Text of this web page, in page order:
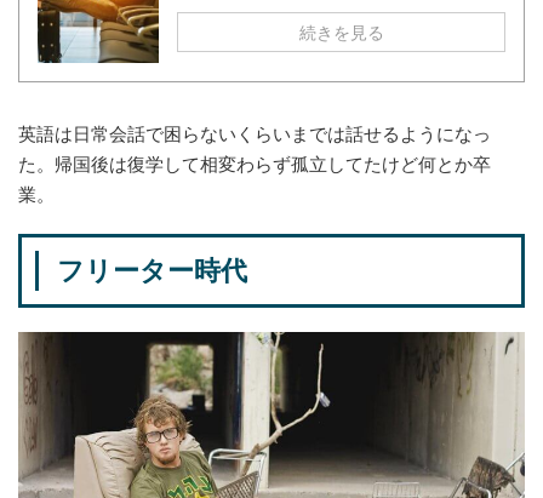
続きを見る
英語は日常会話で困らないくらいまでは話せるようになっ
た。帰国後は復学して相変わらず孤立してたけど何とか卒
業。
フリーター時代